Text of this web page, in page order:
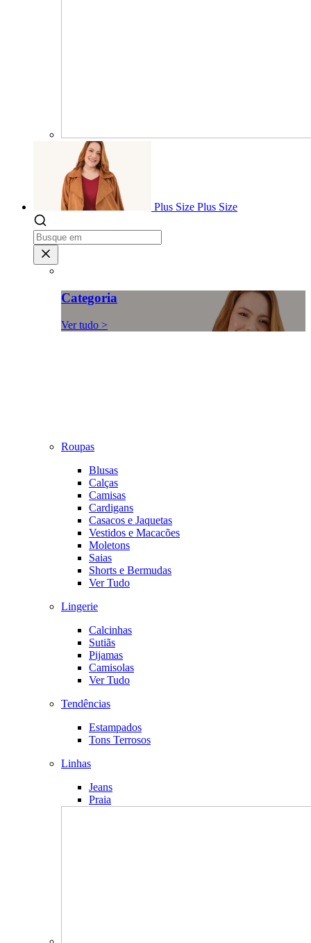
Plus Size Plus Size
Categoria
Ver tudo >
Roupas
Blusas
Calças
Camisas
Cardigans
Casacos e Jaquetas
Vestidos e Macacões
Moletons
Saias
Shorts e Bermudas
Ver Tudo
Lingerie
Calcinhas
Sutiãs
Pijamas
Camisolas
Ver Tudo
Tendências
Estampados
Tons Terrosos
Linhas
Jeans
Praia